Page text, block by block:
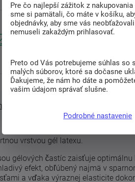
Doprava
(0)
vrstvou gél latexu.
gélových častíc zaisťuje
efekt, obľúbený najmä v
a vďaka výraznej elasticite
Pre čo najlepší zážitok z
sme si pamätali, čo máte v košíku,
objednávky, aby sme vás
nemuseli zakaždým prihlasovať.
Preto od Vás potrebujeme súhlas so
malých súborov, ktoré sa dočasne
Ďakujeme, že nám ho dáte a
vašim údajom správať slušne.
Podrobné nastavenie